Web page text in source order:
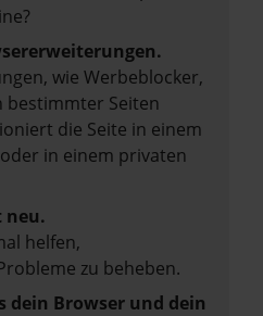
wie Werbeblocker,
bestimmter Seiten
die Seite in einem
in einem privaten
neu.
helfen,
zu beheben.
dein Browser und dein